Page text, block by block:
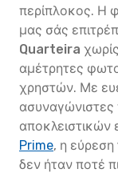
περίπλοκος. Η
μας σάς
Quarteira
αμέτρητες
χρηστών. Με
Prime, η εύρεση
δεν ήταν ποτέ